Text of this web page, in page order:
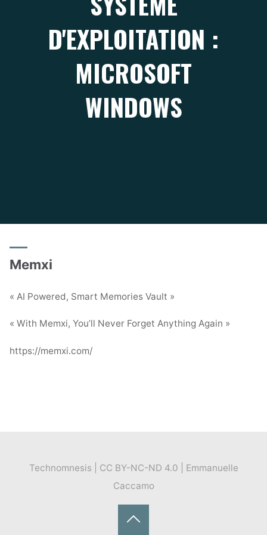
D'EXPLOITATION :
MICROSOFT
WINDOWS
Memxi
« AI Powered, Smart Memories Vault »
« With Memxi, You’ll Never Forget Anything Again »
https://memxi.com/
Technomnesis | CC BY-NC-ND 4.0 | Emmanuelle
Caccamo